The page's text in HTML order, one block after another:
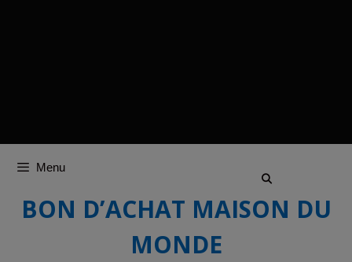
Menu
BON D’ACHAT MAISON DU
MONDE